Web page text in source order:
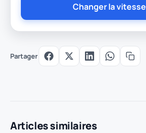
Partager
Changer la vitesse
Articles similaires